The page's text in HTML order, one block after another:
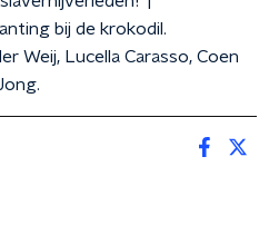
bij de krokodil.
Weij, Lucella Carasso, Coen